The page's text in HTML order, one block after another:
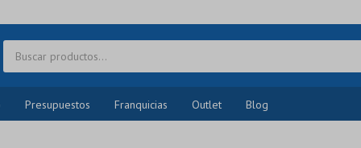
Presupuestos Franquicias Outlet Blog